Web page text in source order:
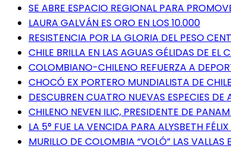
SE ABRE ESPACIO REGIONAL PARA
LAURA GALVÁN ES ORO EN LOS 10.000
RESISTENCIA POR LA GLORIA DEL PESO
CHILE BRILLA EN LAS AGUAS GÉLIDAS DE EL
COLOMBIANO-CHILENO REFUERZA A
CHOCÓ EX PORTERO MUNDIALISTA DE CHILE
DESCUBREN CUATRO NUEVAS ESPECIES
CHILENO NEVEN ILIC, PRESIDENTE DE
LA 5° FUE LA VENCIDA PARA ALYSBETH FÉLIX
MURILLO DE COLOMBIA “VOLÓ” LAS